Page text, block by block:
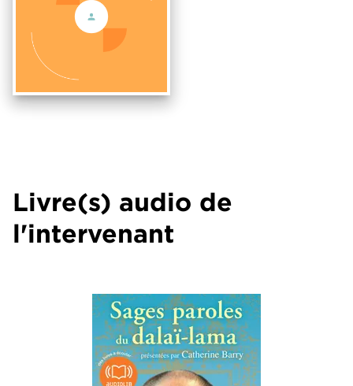
Livre(s) audio de
l'intervenant